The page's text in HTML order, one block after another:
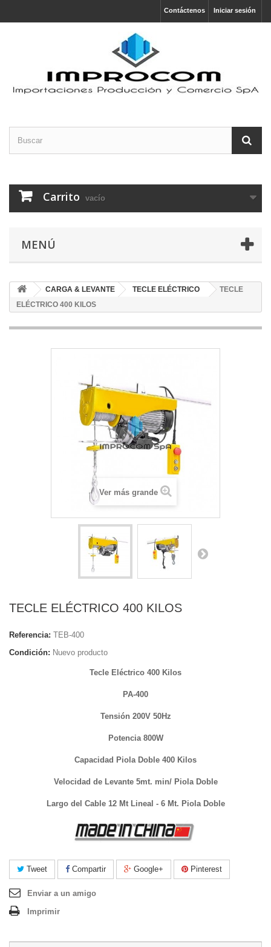
Iniciar sesión
Contáctenos
Carrito vacío
MENÚ
CARGA & LEVANTE TECLE ELÉCTRICO
TECLE
ELÉCTRICO 400 KILOS
Ver más grande
TECLE ELÉCTRICO 400 KILOS
Referencia: TEB-400
Condición: Nuevo producto
Tecle Eléctrico 400 Kilos
PA-400
Tensión 200V 50Hz
Potencia 800W
Capacidad Piola Doble 400 Kilos
Velocidad de Levante 5mt. min/ Piola Doble
Largo del Cable 12 Mt Lineal - 6 Mt. Piola Doble
Tweet Compartir Google+ Pinterest
Enviar a un amigo
Imprimir